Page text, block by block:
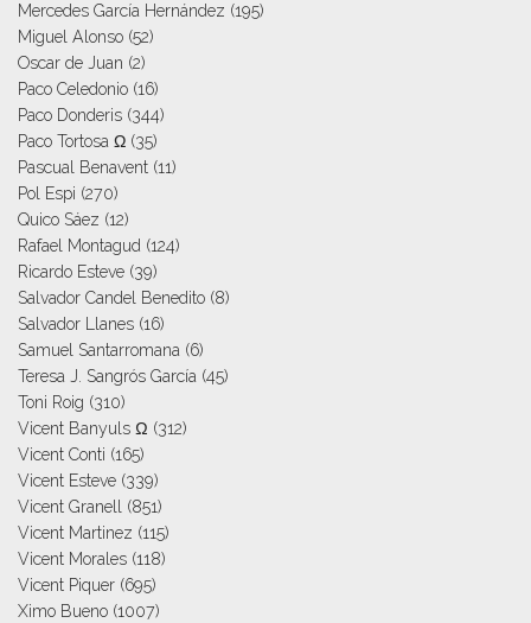
Mercedes García Hernández (195)
Miguel Alonso (52)
Oscar de Juan (2)
Paco Celedonio (16)
Paco Donderis (344)
Paco Tortosa Ω (35)
Pascual Benavent (11)
Pol Espi (270)
Quico Sáez (12)
Rafael Montagud (124)
Ricardo Esteve (39)
Salvador Candel Benedito (8)
Salvador Llanes (16)
Samuel Santarromana (6)
Teresa J. Sangrós García (45)
Toni Roig (310)
Vicent Banyuls Ω (312)
Vicent Conti (165)
Vicent Esteve (339)
Vicent Granell
(851)
Vicent Martinez (115)
Vicent Morales (118)
Vicent Piquer (695)
Ximo Bueno (1007)